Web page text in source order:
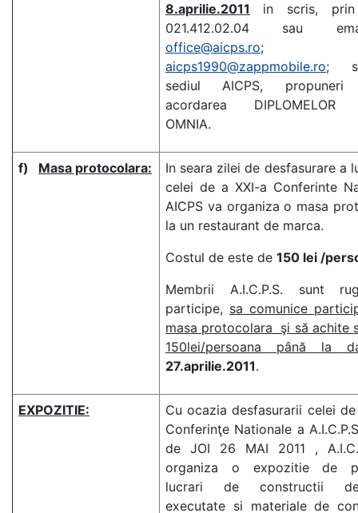
8.aprilie.2011
in scris,
021.412.02.04 sau
office@aicps.ro;
aicps1990@zappmobile.ro;
sediul AICPS, propuneri
acordarea DIPLOMELOR
OMNIA.
f) Masa protocolara:
In seara zilei de desfasurare a
celei de a XXI-a Conferinte
AICPS va organiza o masa
la un restaurant de marca.
Costul de este de 150 lei /
Membrii A.I.C.P.S. sunt
participe, sa comunice
masa protocolara şi să achite
150lei/persoana până la
27.aprilie.2011.
EXPOZITIE:
Cu ocazia desfasurarii celei
Conferinţe Nationale a
de JOI 26 MAI 2011 ,
organiza o expozitie de
lucrari de constructii
executate si materiale de